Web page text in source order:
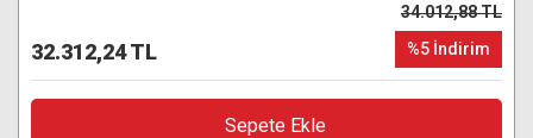
32.312,24 TL
34.012,88 TL
%5 İndirim
Sepete Ekle